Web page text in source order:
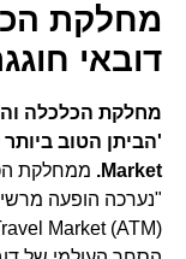
מחלקת
דובאי
מחלקת הכלכלה
'הביתן הטוב ביותר
Market
.